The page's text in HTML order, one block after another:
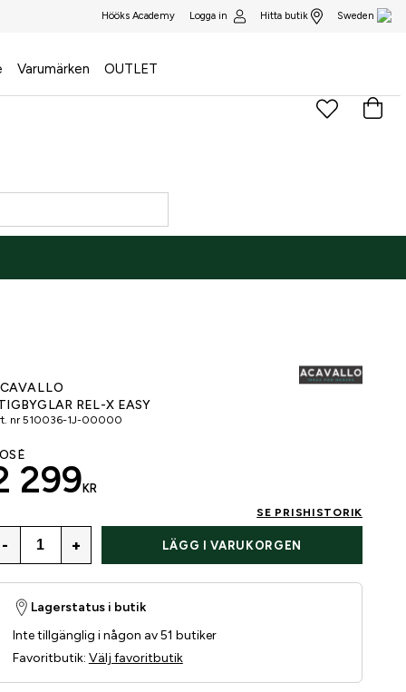
Hööks Academy Logga in Hitta butik Sweden
Varumärken OUTLET
REL-X EASY
nr 510036-1J-00000
299KR
SE PRISHISTORIK
- + LÄGG I VARUKORGEN
Lagerstatus i butik
Inte tillgänglig i någon av 51 butiker
Favoritbutik: Välj favoritbutik